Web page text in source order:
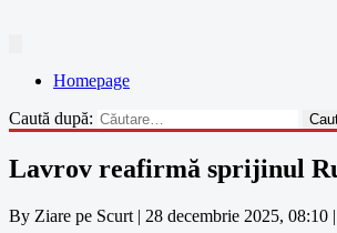
Homepage
Caută după:
Lavrov reafirmă sprijinul
By Ziare pe Scurt | 28 decembrie 2025, 08:10 |